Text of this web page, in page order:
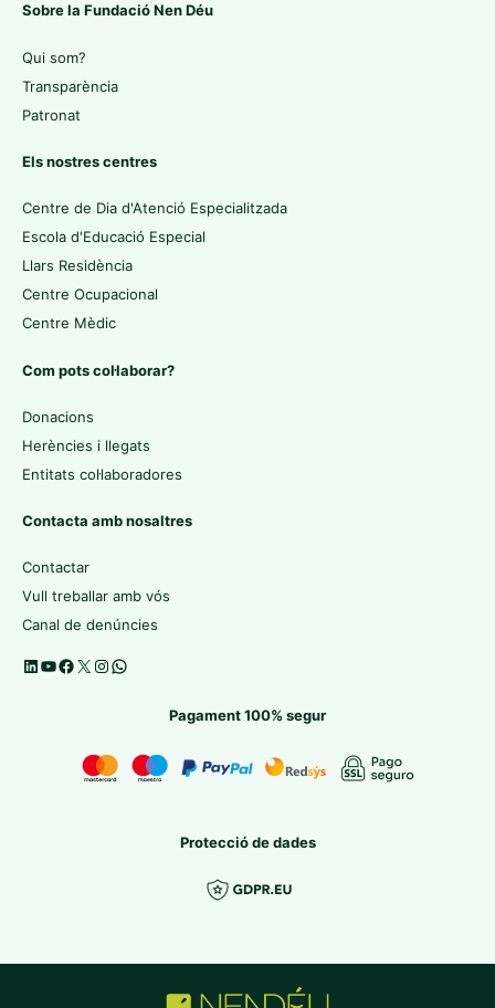
Sobre la Fundació Nen Déu
Qui som?
Transparència
Patronat
Els nostres centres
Centre de Dia d'Atenció Especialitzada
Escola d'Educació Especial
Llars Residència
Centre Ocupacional
Centre Mèdic
Com pots col·laborar?
Donacions
Herències i llegats
Entitats col·laboradores
Contacta amb nosaltres
Contactar
Vull treballar amb vós
Canal de denúncies
Pagament 100% segur
Protecció de dades